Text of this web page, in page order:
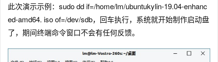
此次演示示例：sudo dd if=/home/lm/ubuntukylin-19.04-enhanc
ed-amd64. iso of=/dev/sdb，回车执行，系统就开始制作启动盘
了，期间终端命令窗口不会有任何反馈。